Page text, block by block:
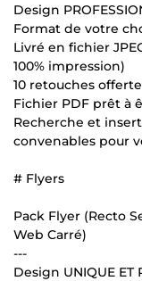
Design
Format de votre
Livré en fichier
100% impression)
10 retouches
Fichier PDF prêt à
Recherche et
convenables pour
# Flyers
Pack Flyer (Recto
Web Carré)
---
Design UNIQUE ET